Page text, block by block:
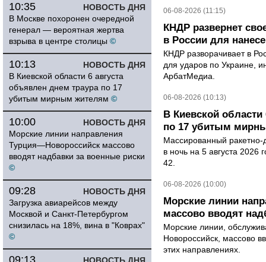
НОВОСТЬ ДНЯ
10:35
В Москве похоронен очередной
генерал — вероятная жертва
взрыва в центре столицы ©
НОВОСТЬ ДНЯ
10:13
В Киевской области 6 августа
объявлен днем траура по 17
убитым мирным жителям ©
НОВОСТЬ ДНЯ
10:00
Морские линии направления
Турция—Новороссийск массово
вводят надбавки за военные риски
©
НОВОСТЬ ДНЯ
09:28
Загрузка авиарейсов между
Москвой и Санкт-Петербургом
снизилась на 18%, вина в "Коврах"
©
09:13
06-08-2026 (11:15)
КНДР развернет
в России для
КНДР разворачивает в
для ударов по Украине,
АрбатМедиа.
06-08-2026 (10:13)
В Киевской
по 17 убитым
Массированный ракетно-
в ночь на 5 августа 2026
42.
06-08-2026 (10:00)
Морские линии
массово вводят
Морские линии,
Новороссийск, массово
этих направлениях.